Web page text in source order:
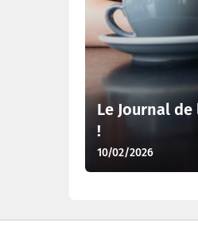
Le Journal de
!
10/02/2026